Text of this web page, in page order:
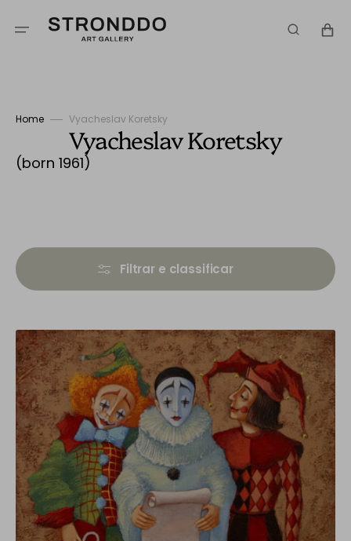
Home Vyacheslav Koretsky
Coleção:
Vyacheslav Koretsky
(born 1961)
Filtrar e classificar
Clowns